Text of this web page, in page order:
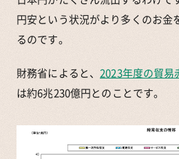
円安という状況がより多くのお金
るのです。
財務省によると、2023年度の貿易
は約6兆230億円とのことです。